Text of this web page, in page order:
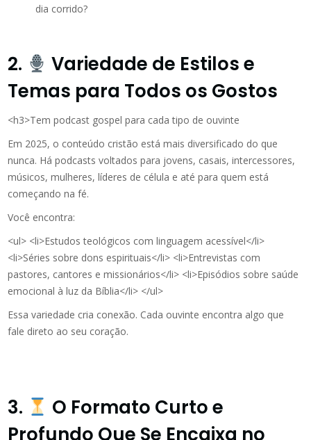
dia corrido?
2.
Variedade de Estilos e
Temas para Todos os Gostos
<h3>Tem podcast gospel para cada tipo de ouvinte
Em 2025, o conteúdo cristão está mais diversificado do que
nunca. Há podcasts voltados para jovens, casais, intercessores,
músicos, mulheres, líderes de célula e até para quem está
começando na fé.
Você encontra:
<ul> <li>Estudos teológicos com linguagem acessível</li>
<li>Séries sobre dons espirituais</li> <li>Entrevistas com
pastores, cantores e missionários</li> <li>Episódios sobre saúde
emocional à luz da Bíblia</li> </ul>
Essa variedade cria conexão. Cada ouvinte encontra algo que
fale direto ao seu coração.
3.
O Formato Curto e
Profundo Que Se Encaixa no